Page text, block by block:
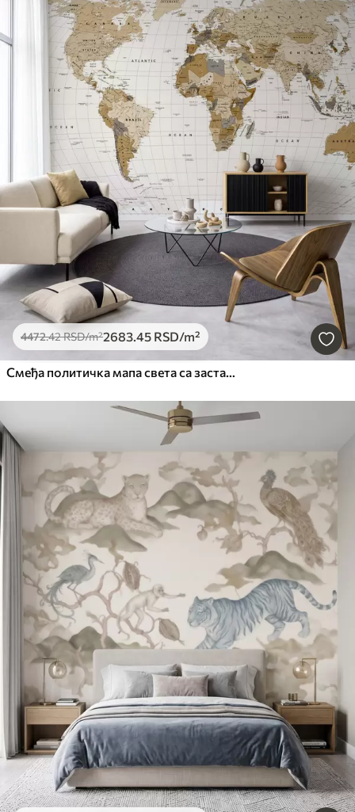
4472.42RSD/m²2683.45 RSD/m²
Смеђа политичка мапа света са заставама на енглеском језику